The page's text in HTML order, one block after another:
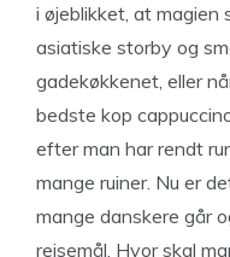
i øjeblikket, at magien
asiatiske storby og
gadekøkkenet, eller
bedste kop
efter man har rendt
mange ruiner. Nu er
mange danskere går
rejsemål. Hvor skal